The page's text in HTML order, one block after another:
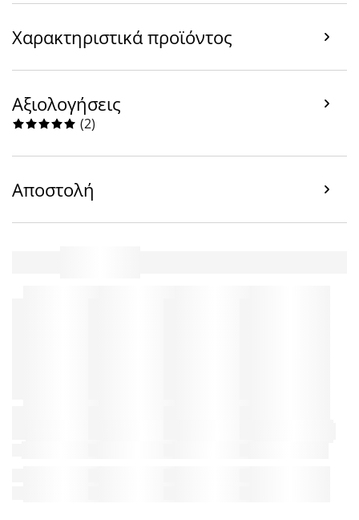
Χαρακτηριστικά προϊόντος
Αξιολογήσεις
(2)
Αποστολή